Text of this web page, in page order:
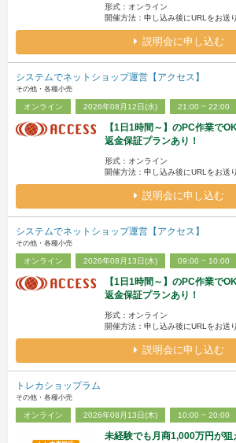
形式：オンライン
開催方法：申し込み後にURLをお送
説明会に申し込む
システムでネットショップ運営【アクセス】
その他・各種小売
オンライン 2026年08月12日(水) 21:00 ~ 22:00
【1日1時間～】のPC作業で
返金保証プランあり！
形式：オンライン
開催方法：申し込み後にURLをお送
説明会に申し込む
システムでネットショップ運営【アクセス】
その他・各種小売
オンライン 2026年08月13日(木) 09:00 ~ 10:00
【1日1時間～】のPC作業で
返金保証プランあり！
形式：オンライン
開催方法：申し込み後にURLをお送
説明会に申し込む
トレカショップラム
その他・各種小売
オンライン 2026年08月13日(木) 10:00 ~ 20:00
未経験でも月商1,000万円が狙